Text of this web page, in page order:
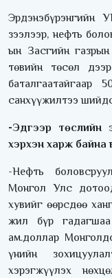
зээлээр, нефть
ын Засгийн
төвийн төсөл
баталгаатайгаар
санхүүжилтээ
-Эдгээр төслийн
хэрхэн харж байна
-Нефть
Монгол Улс
хувийг өөрсдөө
жил бүр
ам.доллар
үнийн
хэрэгжүүлэх